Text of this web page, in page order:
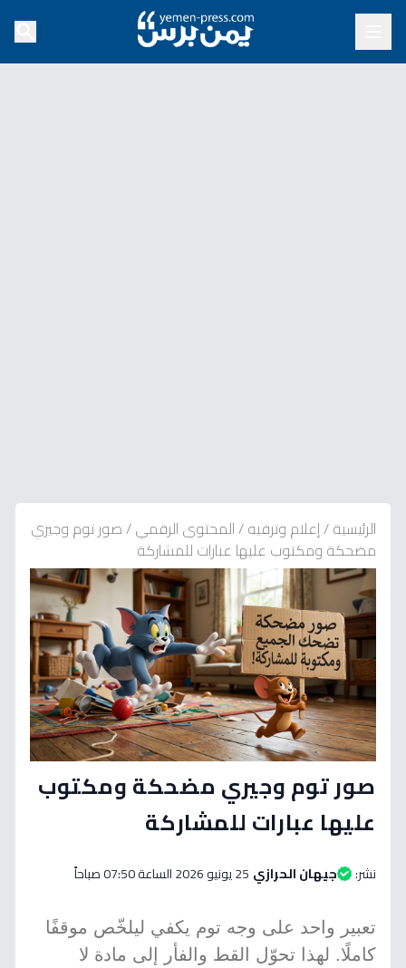
الرئيسية/إعلام وترفيه/المحتوى الرقمي/صور توم وجيري
مضحكة ومكتوب عليها عبارات للمشاركة
صور توم وجيري مضحكة ومكتوب
عليها عبارات للمشاركة
نشر: جيهان الحرازي 25 يونيو 2026 الساعة 07:50 صباحاً
تعبير واحد على وجه توم يكفي ليلخّص موقفًا
كاملًا. لهذا تحوّل القط والفأر إلى مادة لا